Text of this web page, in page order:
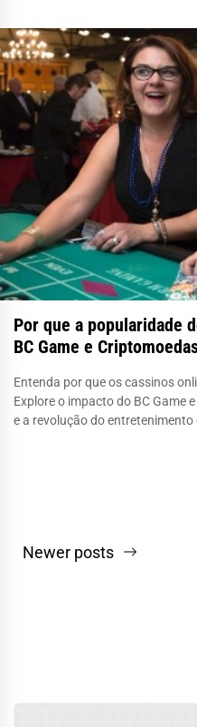
Por que a popularidade
BC Game e
Entenda por que os cassinos
Explore o impacto do BC Game
e a revolução do entretenimento
Navegação
Newer posts